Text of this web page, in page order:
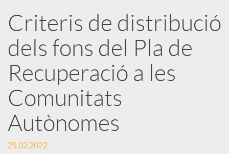
a
r
x
e
Criteris de distribució
dels fons del Pla de
Recuperació a les
Comunitats
Autònomes
25.02.2022